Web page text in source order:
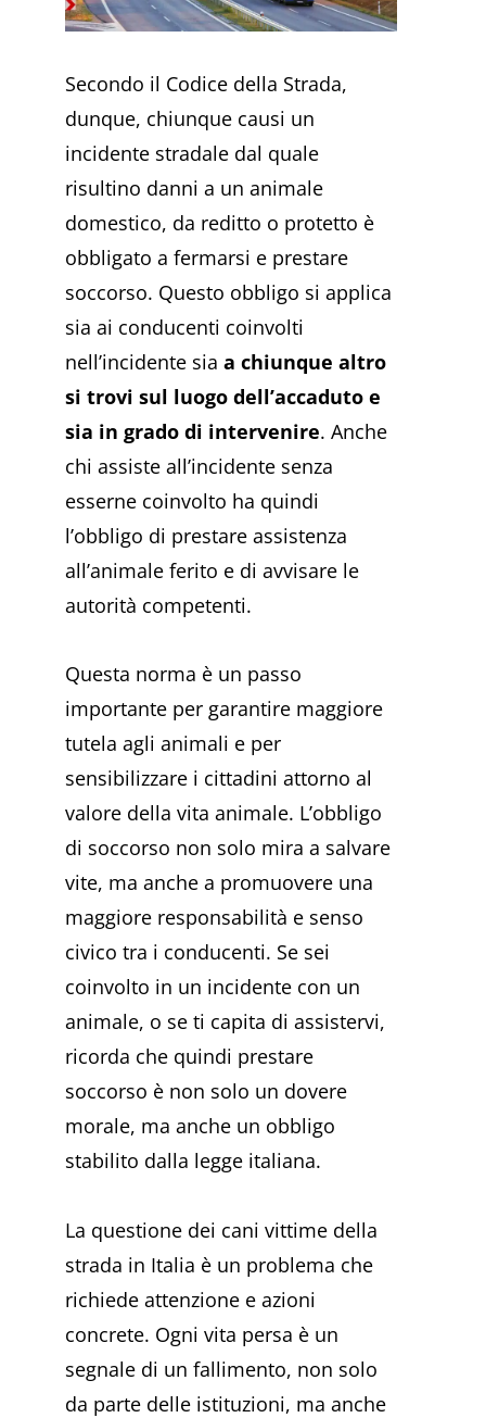
Secondo il Codice della Strada,
dunque, chiunque causi un
incidente stradale dal quale
risultino danni a un animale
domestico, da reditto o protetto è
obbligato a fermarsi e prestare
soccorso. Questo obbligo si applica
sia ai conducenti coinvolti
nell’incidente sia a chiunque altro
si trovi sul luogo dell’accaduto e
sia in grado di intervenire. Anche
chi assiste all’incidente senza
esserne coinvolto ha quindi
l’obbligo di prestare assistenza
all’animale ferito e di avvisare le
autorità competenti.
Questa norma è un passo
importante per garantire maggiore
tutela agli animali e per
sensibilizzare i cittadini attorno al
valore della vita animale. L’obbligo
di soccorso non solo mira a salvare
vite, ma anche a promuovere una
maggiore responsabilità e senso
civico tra i conducenti. Se sei
coinvolto in un incidente con un
animale, o se ti capita di assistervi,
ricorda che quindi prestare
soccorso è non solo un dovere
morale, ma anche un obbligo
stabilito dalla legge italiana.
La questione dei cani vittime della
strada in Italia è un problema che
richiede attenzione e azioni
concrete. Ogni vita persa è un
segnale di un fallimento, non solo
da parte delle istituzioni, ma anche